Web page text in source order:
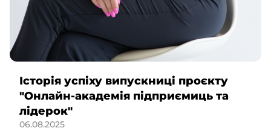
Історія успіху випускниці проєкту
"Онлайн-академія підприємиць та
лідерок"
06.08.2025